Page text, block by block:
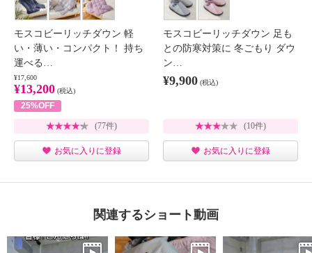
モスコビーリッチダウン 軽
い・薄い・コンパクト！ 持ち
運べる…
¥17,600
¥13,200 (税込)
25%OFF
(77件)
お気に入りに登録
モスコビーリッチダウン 足も
との防寒対策に 冬ごもり ダウ
ン…
¥9,900 (税込)
(10件)
お気に入りに登録
関連するショート動画